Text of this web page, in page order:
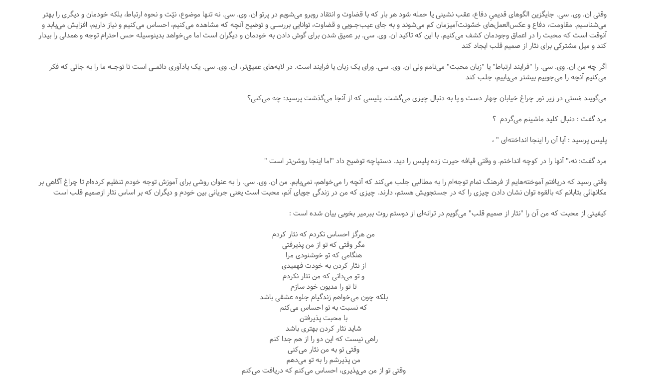
وقتی ان. وی. سی. جایگزین الگوهای قدیمیِ دفاع، عقب نشینی یا حمله شود هر بار که با قضاوت و انتقاد روبرو می‌شویم در پرتو ان. وی. سی. نه تنها موضوع، نیّت و نحوه ارتباط، بلکه خودمان و دیگری را بهتر
می‌شناسیم. مقاومت، دفاع و عکس‌العمل‌های خشونت‌آمیزمان کم می‌شوند و به جای عیب‌جـویی و قضاوت، توانایی بررسـی و توضیح آنچه که مشاهده می‌کنیم، احساس می‌کنیم و نیاز داریم، افزایش می‌یابد و
آنوقت است که محبت را در اعماق وجودمان کشف می‌کنیم. با این که تاکید ان. وی. سی. بر عمیق شدن برای گوش دادن به خودمان و دیگران است اما می‌خواهد بدینوسیله حس احترام توجه و همدلی را بیدار
کند و میل مشترکی برای نثار از صمیم قلب ایجاد کند
اگر چه من ان. وی. سی. را "فرایند ارتباط" یا "زبان محبت" می‌نامم ولی ان. وی. سی. ورای یک زبان یا فرایند است. در لایه‌های عمیق‌تر، ان. وی. سی. یک یادآوری دائمـی است تا توجـه ما را به جائی که فکر
می‌کنیم آنچه را می‌جوییم بیشتر می‌یابیم، جلب کند
می‌گویند مَستی در زیر نور چراغ خیابان چهار دست و پا به دنبال چیزی می‌گشت. پلیسی که از آنجا می‌گذشت پرسید: چه می‌کنی؟
مرد گفت : دنبال کلید ماشینم می‌گردم ؟
پلیس پرسید : آیا آن را اینجا انداخته‌ای " ،
مرد گفت: نه،" آنها را در کوچه انداختم. و وقتی قیافه حیرت زده پلیس را دید. دستپاچه توضیح داد "اما اینجا روشن‌تر است "
وقتی رسید که دریافتم آموخته‌هایم از فرهنگ تمام توجه‌ام را به مطالبی جلب می‌کند که آنچه را می‌خواهم، نمی‌یابم. من ان. وی. سی. را به عنوان روشی برای آموزش توجه خودم تنظیم کرده‌ام تا چراغ آگاهی بر
مکانهائی بتابانم که بالقوه توان نشان دادن چیزی را که در جستجویش هستم، دارند. چیزی که من در زندگی جویای آنم، محبت است یعنی جریانی بین خودم و دیگران که بر اساس نثار ازصمیم قلب است
کیفیتی از محبت که من آن را "نثار از صمیم قلب" می‌گویم در ترانه‌ای از دوستم روت ببرمیر بخوبی بیان شده است :
من هرگز احساس نکردم که نثار کردم
مگر وقتی که تو از من پذیرفتی
هنگامی که تو خوشنودی مرا
از نثار کردن به خودت فهمیدی
و تو می‌دانی که من نثار نکردم
تا تو را مدیون خود سازم
بلکه چون می‌خواهم زندگیام جلوه عشقی باشد
که نسبت به تو احساس می‌کنم
با محبت پذیرفتن
شاید نثار کردن بهتری باشد
راهی نیست که این دو را از هم جدا کنم
وقتی تو به من نثار می‌کنی
من پذیرشم را به تو می‌دهم
وقتی تو از من می‌پذیری، احساس می‌کنم که دریافت می‌کنم